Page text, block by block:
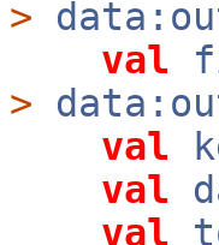
>
val
>
val
val
val